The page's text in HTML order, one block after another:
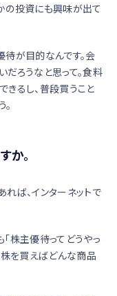
の投資にも興味が出て
待が目的なんです。会
ろうなと思って。食料
るし、普段買うこと
か。
ば、インターネットで
株主優待ってどうやっ
株を買えばどんな商品